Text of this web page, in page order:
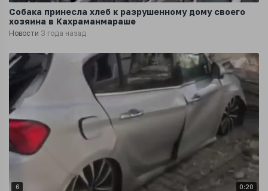
Собака принесла хлеб к разрушенному дому своего
хозяина в Кахраманмараше
Новости 3 года назад
6 0:20